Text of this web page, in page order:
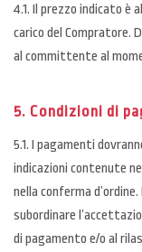
4.1. Il prezzo indicato è
carico del
al committente al
5. Condizioni di
5.1. I pagamenti
indicazioni contenute
nella conferma
subordinare
di pagamento e/o al